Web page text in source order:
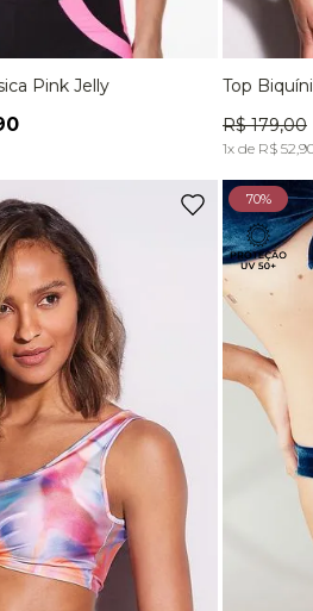
G
À SACOLA
Pink Jelly
P
Top
R$ 179,00
1x de R$ 52,
70%